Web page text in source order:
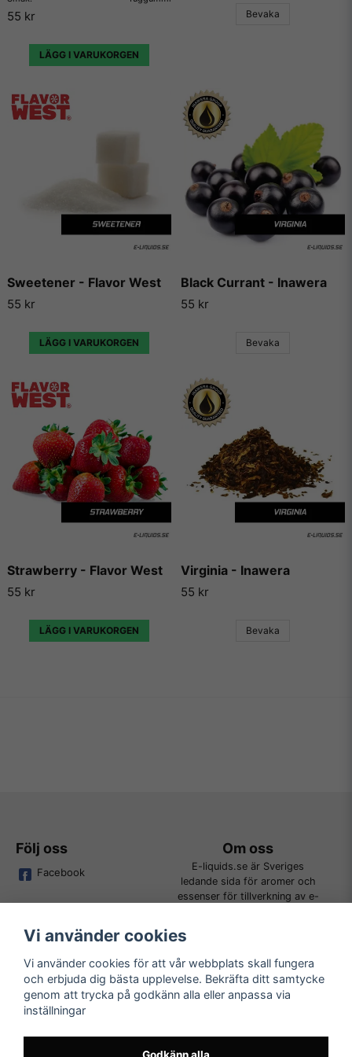
55 kr
LÄGG I VARUKORGEN
Bevaka
Sweetener - Flavor West
55 kr
LÄGG I VARUKORGEN
Black Currant - Inawera
55 kr
Bevaka
Strawberry - Flavor West
55 kr
LÄGG I VARUKORGEN
Virginia - Inawera
55 kr
Bevaka
hemsidor som enbart har dedikerat sig till att låta användare
lägga ut sina egna e-juice recept. Vi väljer dock att inte länka
något recept på en e-juice vi själva inte har kunnat testa.
Följ oss
Facebook
Om oss
E-liquids.se är Sveriges
ledande sida för aromer och
essenser för tillverkning av e-
Kundtjänst
Tveka inte att kontakta oss på
order@e-liquids.se om du har
några frågor, funderingar eller
önskemål om produkter!
Läs mer
Vi använder cookies
Vi använder cookies för att vår webbplats skall fungera
och erbjuda dig bästa upplevelse. Bekräfta ditt samtycke
genom att trycka på godkänn alla eller anpassa via
inställningar
Godkänn alla